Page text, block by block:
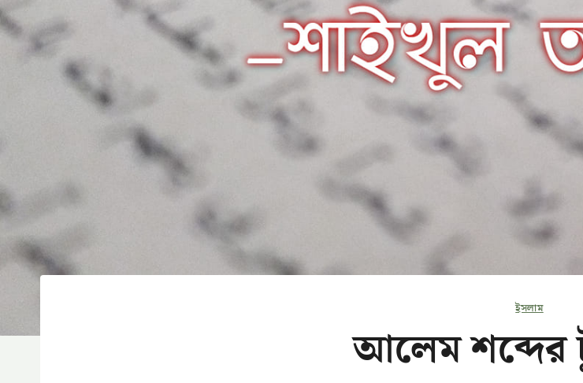
ইসলাম
আলেম শব্দের